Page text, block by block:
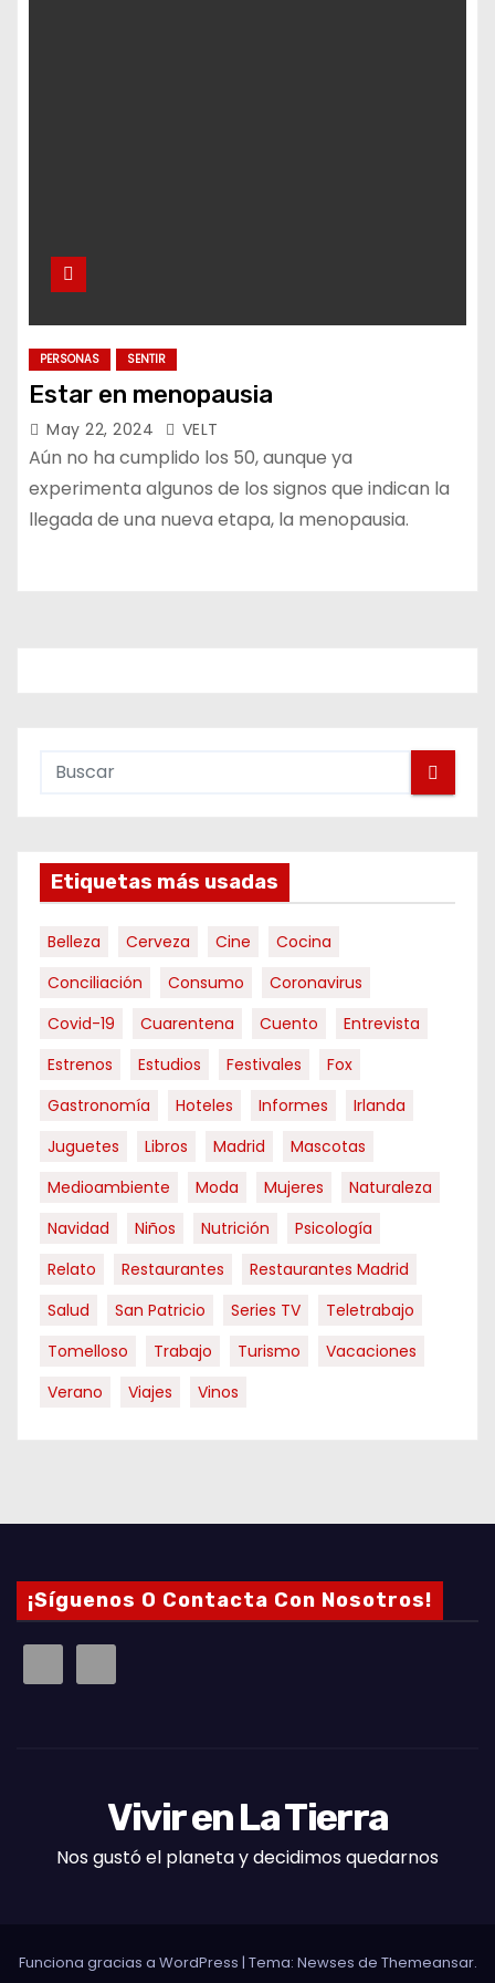
PERSONAS SENTIR
Estar en menopausia
May 22, 2024 VELT
Aún no ha cumplido los 50, aunque ya
experimenta algunos de los signos que indican la
llegada de una nueva etapa, la menopausia.
Etiquetas más usadas
Belleza Cerveza Cine
Cocina
Conciliación
Consumo
Coronavirus
Covid-19
Cuarentena Cuento
Entrevista
Estrenos
Estudios Festivales
Fox
Gastronomía
Hoteles Informes
Irlanda
Juguetes
Libros Madrid
Mascotas
Medioambiente
Moda Mujeres
Naturaleza
Navidad
Niños Nutrición
Psicología
Relato
Restaurantes
Restaurantes Madrid
Salud
San Patricio Series TV
Teletrabajo
Tomelloso
Trabajo Turismo
Vacaciones
Verano
Viajes Vinos
¡Síguenos O Contacta Con Nosotros!
Vivir en La Tierra
Nos gustó el planeta y decidimos quedarnos
Funciona gracias a WordPress | Tema: Newses de Themeansar.